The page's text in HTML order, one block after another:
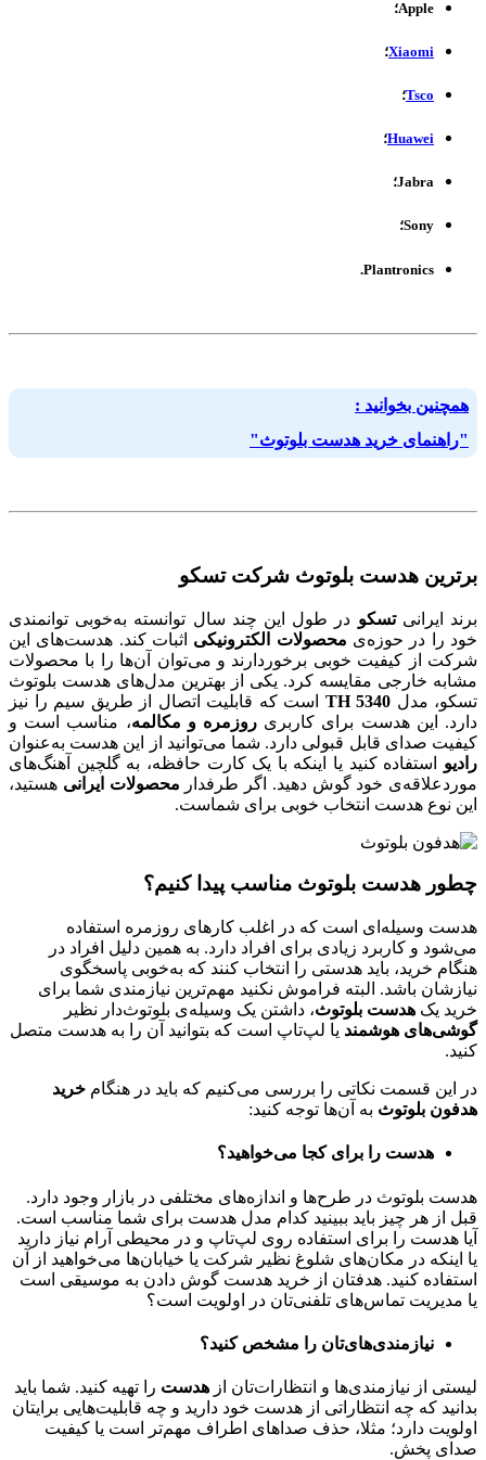
Apple؛
Xiaomi؛
Tsco؛
Huawei؛
Jabra؛
Sony؛
Plantronics.
همچنین بخوانید :
"راهنمای خرید هدست بلوتوث"
برترین هدست بلوتوث شرکت تسکو
برند ایرانیتسکو در طول این چند سال توانسته به‌خوبی توانمندی
خود را در حوزه‌ی محصولات الکترونیکی اثبات کند. هدست‌های این
شرکت از کیفیت خوبی برخوردارند و می‌توان آن‌ها را با محصولات
مشابه خارجی مقایسه کرد. یکی از بهترین مدل‌های هدست بلوتوث
تسکو، مدل TH 5340 است که قابلیت اتصال از طریق سیم را نیز
دارد. این هدست برای کاربری روزمره و مکالمه، مناسب است و
کیفیت صدای قابل قبولی دارد. شما می‌توانید از این هدست به‌عنوان
رادیو استفاده کنید یا اینکه با یک کارت حافظه، به گلچین آهنگ‌های
موردعلاقه‌ی خود گوش دهید. اگر طرفدار محصولات ایرانی هستید،
این نوع هدست انتخاب خوبی برای شماست.
چطور هدست بلوتوث مناسب پیدا کنیم؟
هدست وسیله‌ای است که در اغلب کارهای روزمره استفاده
می‌شود و کاربرد زیادی برای افراد دارد. به همین دلیل افراد در
هنگام خرید، باید هدستی را انتخاب کنند که به‌خوبی پاسخگوی
نیازشان باشد. البته فراموش نکنید مهم‌ترین نیازمندی شما برای
خرید یک هدست بلوتوث، داشتن یک وسیله‌ی بلوتوث‌دار نظیر
گوشی‌های هوشمند یا لپ‌تاپ است که بتوانید آن را به هدست متصل
کنید.
در این قسمت نکاتی را بررسی می‌کنیم که باید در هنگام خرید
هدفون بلوتوث به آن‌ها توجه کنید:
هدست را برای کجا می‌خواهید؟
هدست‌ بلوتوث در طرح‌ها و اندازه‌های مختلفی در بازار وجود دارد.
قبل از هر چیز باید ببینید کدام مدل هدست برای شما مناسب است.
آیا هدست را برای استفاده روی لپ‌تاپ و در محیطی آرام نیاز دارید
یا اینکه در مکان‌های شلوغ نظیر شرکت یا خیابان‌ها می‌خواهید از آن
استفاده کنید. هدفتان از خرید هدست گوش دادن به موسیقی است
یا مدیریت تماس‌های تلفنی‌تان در اولویت است؟
نیازمندی‌های‌تان را مشخص کنید؟
لیستی از نیازمندی‌ها و انتظارات‌تان از هدست را تهیه کنید. شما باید
بدانید که چه انتظاراتی از هدست خود دارید و چه قابلیت‌هایی برایتان
اولویت دارد؛ مثلا، حذف صداهای اطراف مهم‌تر است یا کیفیت
صدای پخش.